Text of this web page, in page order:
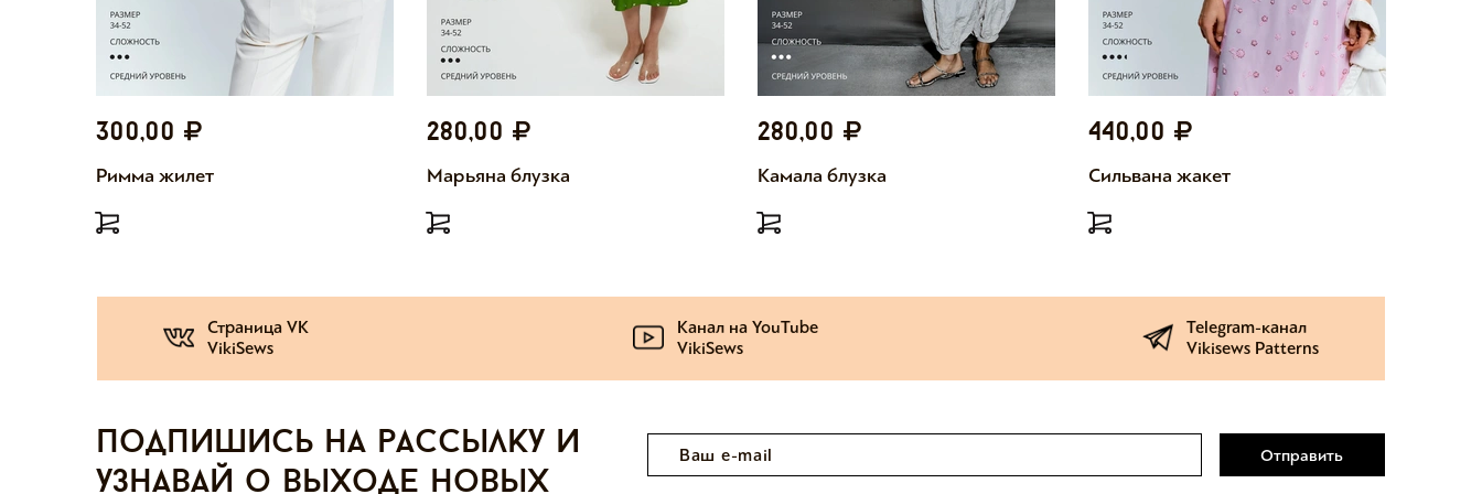
300,00
Римма жилет
280,00
Марьяна блузка
280,00
Камала блузка
440,00
Сильвана жакет
Страница VK
VikiSews
Канал на YouTube
VikiSews
Telegram-канал
Vikisews Patterns
Подпишись на рассылку и
узнавай о выходе новых
Отправить